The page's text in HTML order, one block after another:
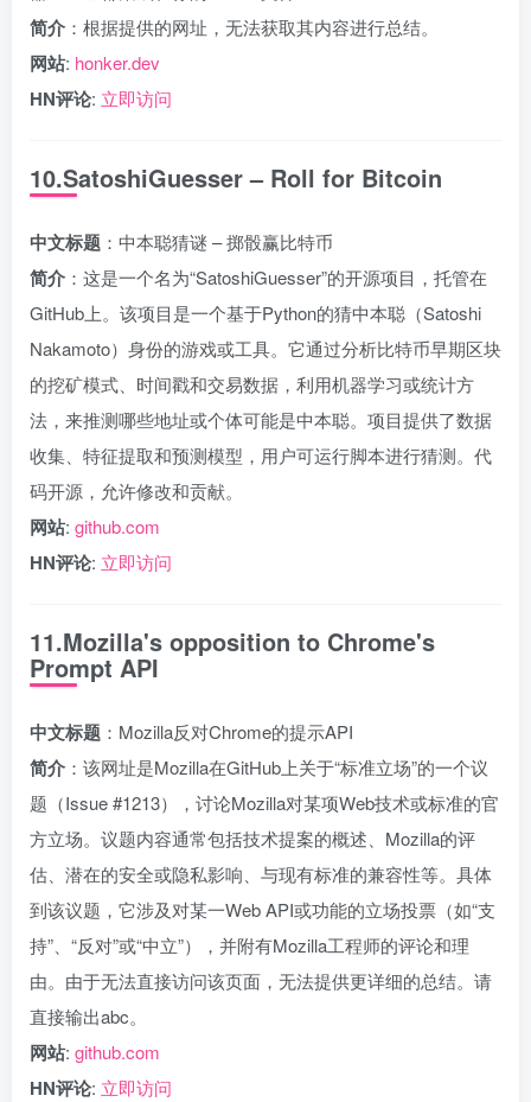
简介 ：根据提供的网址，无法获取其内容进行总结。
网站: honker.dev
HN评论: 立即访问
10.SatoshiGuesser – Roll for Bitcoin
中文标题 ：中本聪猜谜 – 掷骰赢比特币
简介 ：这是一个名为“SatoshiGuesser”的开源项目，托管在
GitHub上。该项目是一个基于Python的猜中本聪（Satoshi
Nakamoto）身份的游戏或工具。它通过分析比特币早期区块
的挖矿模式、时间戳和交易数据，利用机器学习或统计方
法，来推测哪些地址或个体可能是中本聪。项目提供了数据
收集、特征提取和预测模型，用户可运行脚本进行猜测。代
码开源，允许修改和贡献。
网站: github.com
HN评论: 立即访问
11.Mozilla's opposition to Chrome's
Prompt API
中文标题 ：Mozilla反对Chrome的提示API
简介 ：该网址是Mozilla在GitHub上关于“标准立场”的一个议
题（Issue #1213），讨论Mozilla对某项Web技术或标准的官
方立场。议题内容通常包括技术提案的概述、Mozilla的评
估、潜在的安全或隐私影响、与现有标准的兼容性等。具体
到该议题，它涉及对某一Web API或功能的立场投票（如“支
持”、“反对”或“中立”），并附有Mozilla工程师的评论和理
由。由于无法直接访问该页面，无法提供更详细的总结。请
直接输出abc。
网站: github.com
HN评论: 立即访问